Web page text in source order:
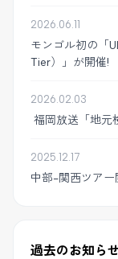
2026.06.11
モンゴル初の「
Tier）」が開催!
2026.02.03
福岡放送「地元
2025.12.17
中部-関西ツアー
過去のお知ら